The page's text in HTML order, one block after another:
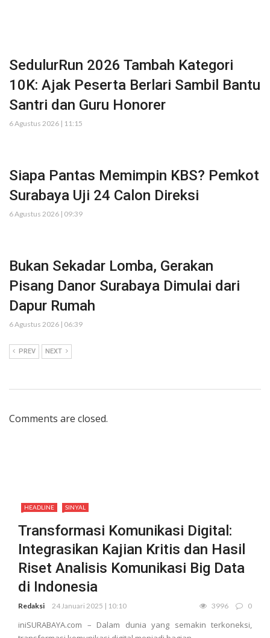
SedulurRun 2026 Tambah Kategori
10K: Ajak Peserta Berlari Sambil Bantu
Santri dan Guru Honorer
6 Agustus 2026 | 11:15
Siapa Pantas Memimpin KBS? Pemkot
Surabaya Uji 24 Calon Direksi
6 Agustus 2026 | 09:39
Bukan Sekadar Lomba, Gerakan
Pisang Danor Surabaya Dimulai dari
Dapur Rumah
6 Agustus 2026 | 06:39
PREV NEXT
Comments are closed.
HEADLINE SINYAL
Transformasi Komunikasi Digital:
Integrasikan Kajian Kritis dan Hasil
Riset Analisis Komunikasi Big Data
di Indonesia
Redaksi 24 Januari 2025 | 10:10 3996 0
iniSURABAYA.com – Dalam dunia yang semakin terkoneksi,